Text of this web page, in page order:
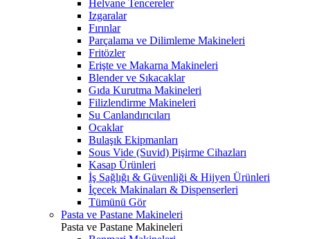
Helvane Tencereler
Izgaralar
Fırınlar
Parçalama ve Dilimleme Makineleri
Fritözler
Erişte ve Makarna Makineleri
Blender ve Sıkacaklar
Gıda Kurutma Makineleri
Filizlendirme Makineleri
Su Canlandırıcıları
Ocaklar
Bulaşık Ekipmanları
Sous Vide (Suvid) Pişirme Cihazları
Kasap Ürünleri
İş Sağlığı & Güvenliği & Hijyen Ürünleri
İçecek Makinaları & Dispenserleri
Tümünü Gör
Pasta ve Pastane Makineleri
Pasta ve Pastane Makineleri